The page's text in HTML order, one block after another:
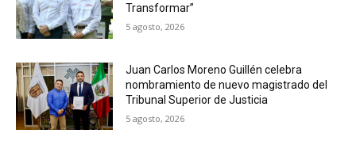
Transformar”
5 agosto, 2026
Juan Carlos Moreno Guillén celebra
nombramiento de nuevo magistrado del
Tribunal Superior de Justicia
5 agosto, 2026